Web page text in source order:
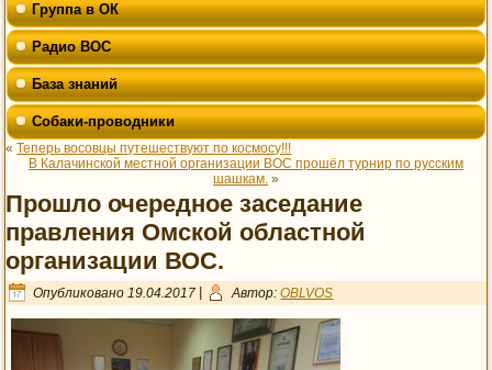
Группа в ОК
Радио ВОС
База знаний
Собаки-проводники
«Теперь восовцы путешествуют по космосу!!!
В Калачинской местной организации ВОС прошёл турнир по русским
шашкам. »
Прошло очередное заседание
правления Омской областной
организации ВОС.
Опубликовано 19.04.2017 Автор: OBLVOS